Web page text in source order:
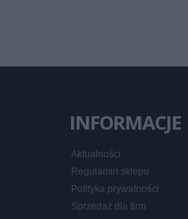
INFORMACJE
Aktualności
Regulamin sklepu
Polityka prywatności
Sprzedaż dla firm